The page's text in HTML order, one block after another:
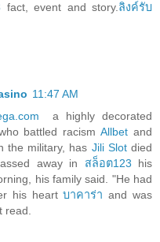
fact, event and story. ลิงค์รับ
11:47 AM
a highly decorated
battled racismAllbet and
the military, has Jili Slotdied
away in สล็อต123 his
his family said. "He had
his heartบาคาร่า and was
read.